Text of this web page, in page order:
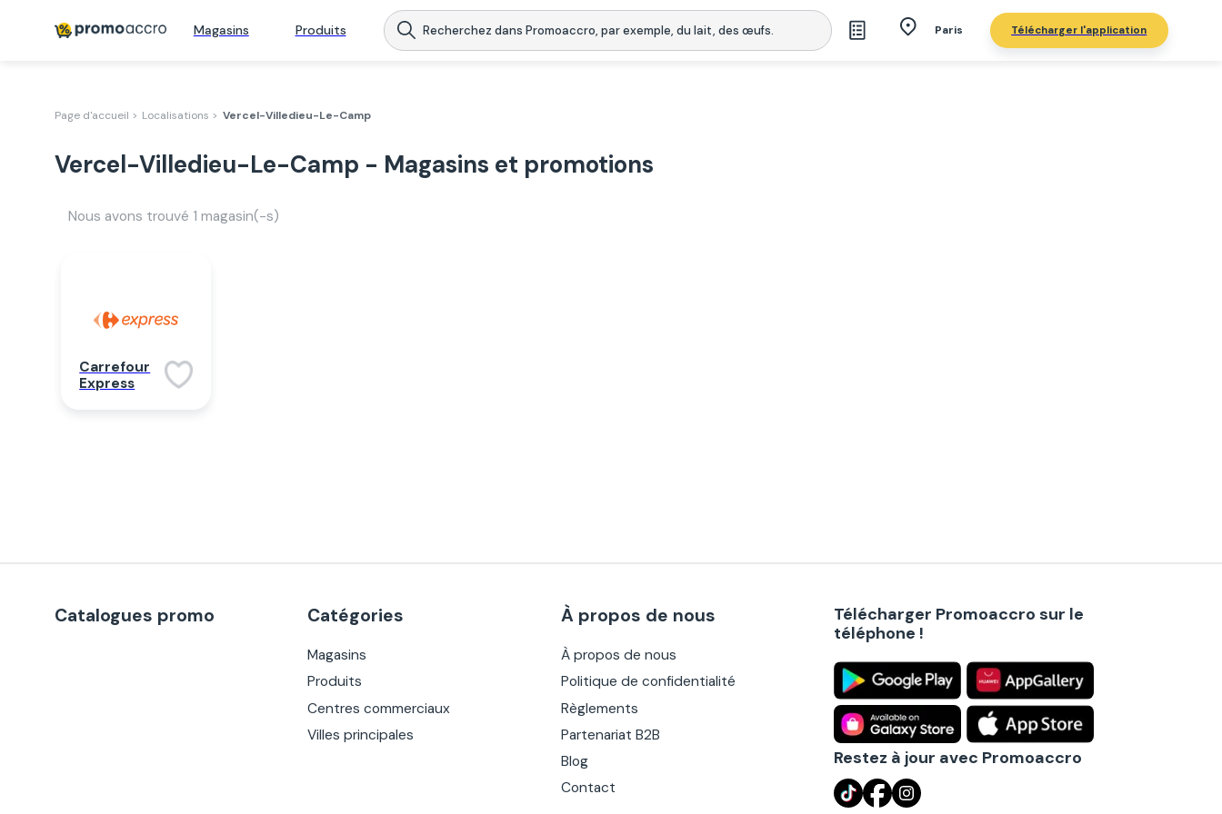
Magasins Produits Paris Télécharger l'application
Page d'accueil > Localisations > Vercel-Villedieu-Le-Camp
Vercel-Villedieu-Le-Camp - Magasins et promotions
Nous avons trouvé 1 magasin(-s)
Carrefour
Express
Catalogues promo Catégories
Magasins
Produits
Centres commerciaux
Villes principales
À propos de nous
À propos de nous
Politique de confidentialité
Règlements
Partenariat B2B
Blog
Contact
Télécharger Promoaccro sur le
téléphone !
Restez à jour avec Promoaccro